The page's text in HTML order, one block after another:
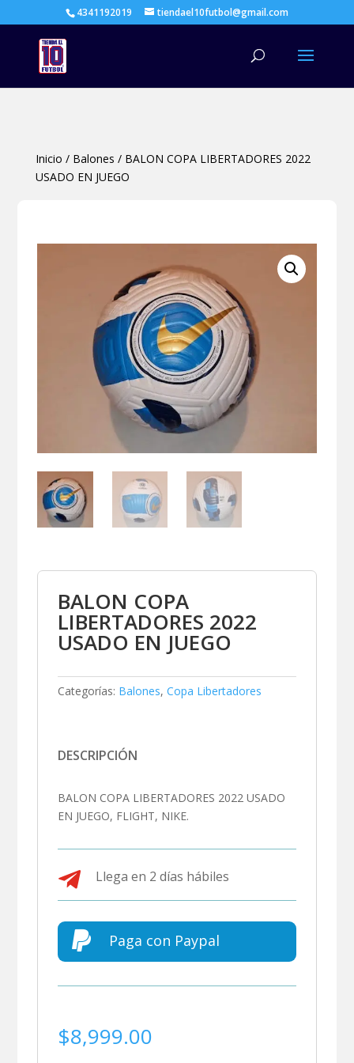
4341192019 tiendael10futbol@gmail.com
Inicio / Balones / BALON COPA LIBERTADORES 2022
USADO EN JUEGO
BALON COPA
LIBERTADORES 2022
USADO EN JUEGO
Categorías: Balones,Copa Libertadores
DESCRIPCIÓN
BALON COPA LIBERTADORES 2022 USADO
EN JUEGO, FLIGHT, NIKE.
 Llega en 2 días hábiles
 Paga con Paypal
$8,999.00